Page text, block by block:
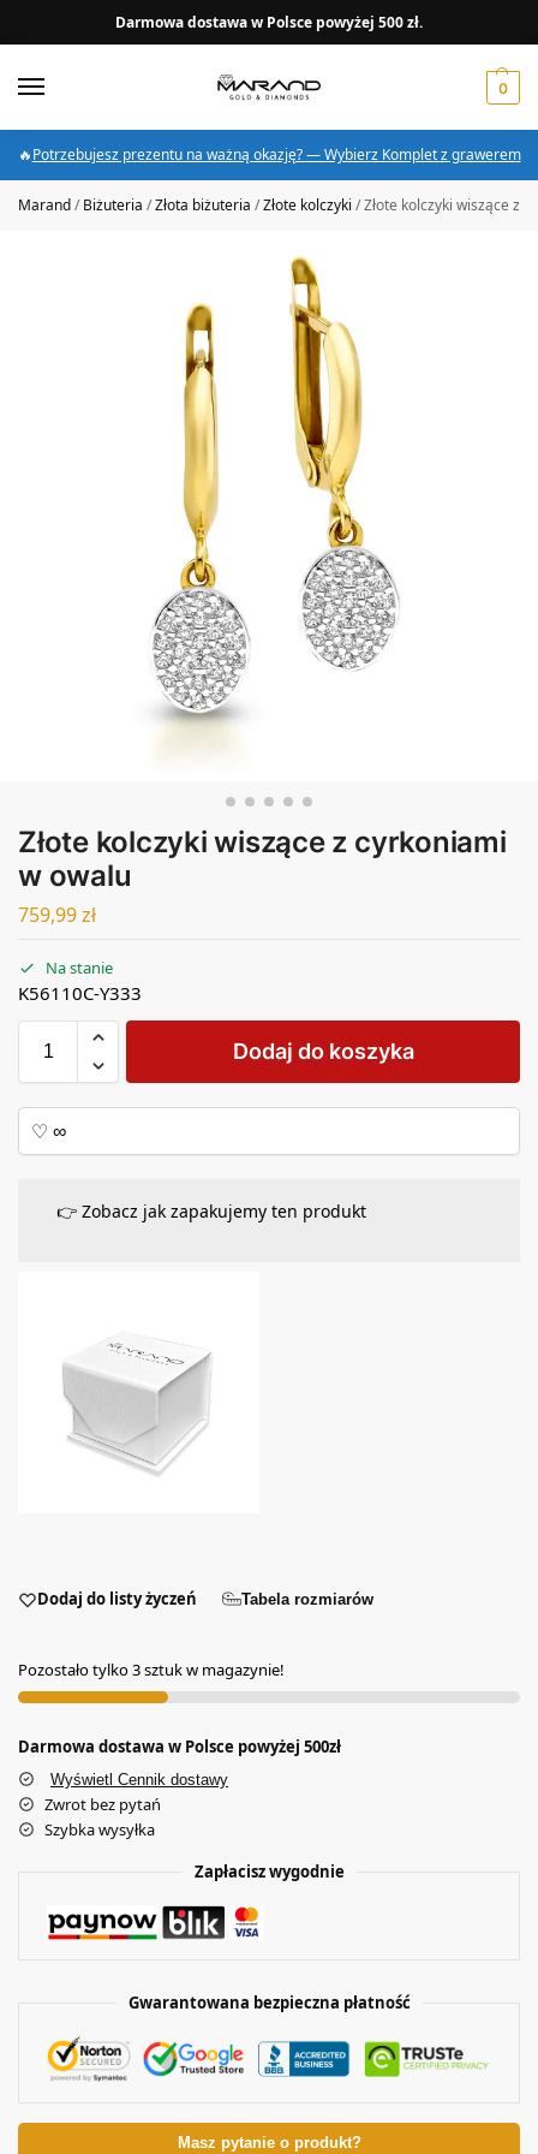
Darmowa dostawa w Polsce powyżej 500 zł.
0
🔥Potrzebujesz prezentu na ważną okazję? — Wybierz Komplet z grawerem
Marand/Biżuteria /Złota biżuteria /Złote kolczyki /Złote kolczyki wiszące z
Złote kolczyki wiszące z cyrkoniami
w owalu
759,99zł
Na stanie
K56110C-Y333
Dodaj do koszyka
👉 Zobacz jak zapakujemy ten produkt
Dodaj do listy życzeń Tabela rozmiarów
Pozostało tylko 3 sztuk w magazynie!
Darmowa dostawa w Polsce powyżej 500zł
Wyświetl Cennik dostawy
Zwrot bez pytań
Szybka wysyłka
Zapłacisz wygodnie
Gwarantowana bezpieczna płatność
Masz pytanie o produkt?